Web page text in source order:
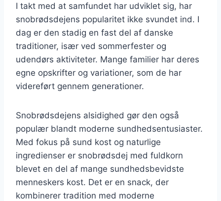
I takt med at samfundet har udviklet sig, har
snobrødsdejens popularitet ikke svundet ind. I
dag er den stadig en fast del af danske
traditioner, især ved sommerfester og
udendørs aktiviteter. Mange familier har deres
egne opskrifter og variationer, som de har
videreført gennem generationer.
Snobrødsdejens alsidighed gør den også
populær blandt moderne sundhedsentusiaster.
Med fokus på sund kost og naturlige
ingredienser er snobrødsdej med fuldkorn
blevet en del af mange sundhedsbevidste
menneskers kost. Det er en snack, der
kombinerer tradition med moderne